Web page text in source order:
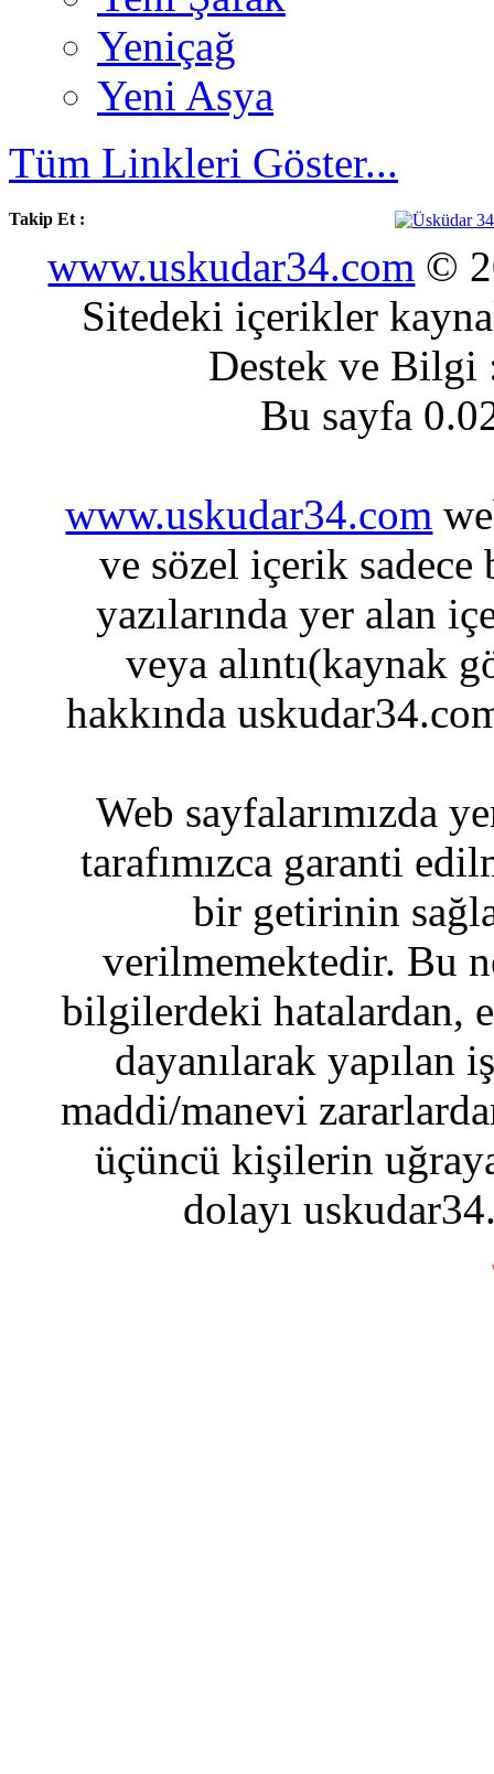
Yeniçağ
Yeni Asya
Tüm Linkleri Göster...
Takip Et :
www.uskudar34.com ©
Sitedeki içerikler
Destek ve
Bu sayfa
www.uskudar34.com
ve sözel içerik sadece
yazılarında yer alan
veya alıntı(kaynak
hakkında
Web sayfalarımızda
tarafımızca garanti
bir getirinin
verilmemektedir. Bu
bilgilerdeki hatalardan,
dayanılarak yapılan
maddi/manevi
üçüncü kişilerin
dolayı